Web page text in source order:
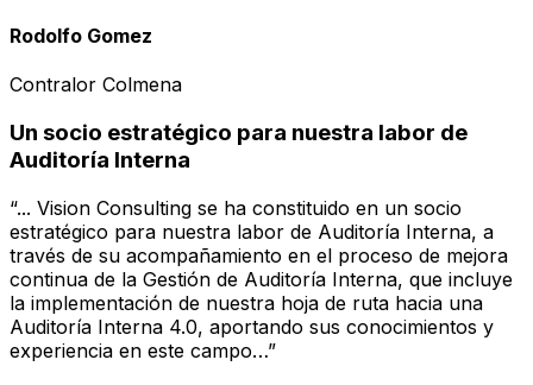
Rodolfo Gomez
Contralor Colmena
Un socio estratégico para nuestra labor de
Auditoría Interna
“... Vision Consulting se ha constituido en un socio
estratégico para nuestra labor de Auditoría Interna, a
través de su acompañamiento en el proceso de mejora
continua de la Gestión de Auditoría Interna, que incluye
la implementación de nuestra hoja de ruta hacia una
Auditoría Interna 4.0, aportando sus conocimientos y
experiencia en este campo…”